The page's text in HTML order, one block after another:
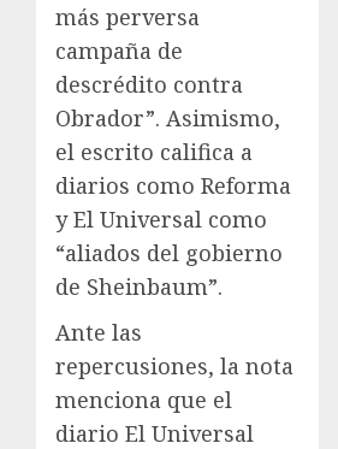
más perversa
campaña de
descrédito contra
Obrador”. Asimismo,
el escrito califica a
diarios como Reforma
y El Universal como
“aliados del gobierno
de Sheinbaum”.
Ante las
repercusiones, la nota
menciona que el
diario El Universal